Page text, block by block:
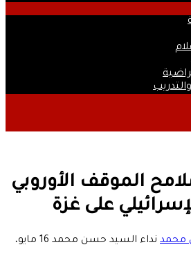
الموقف الأوروبي
على غزة
نداء السيد حسن محمد أرسل16 مايو،